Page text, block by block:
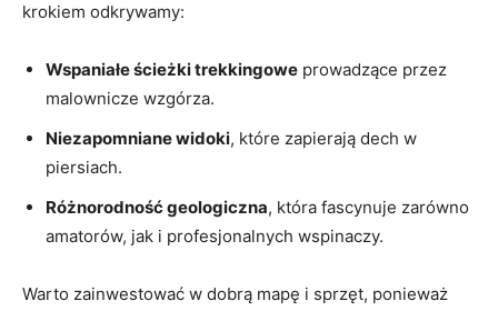
krokiem odkrywamy:
Wspaniałe ścieżki trekkingowe prowadzące przez
malownicze wzgórza.
Niezapomniane widoki, które zapierają dech w
piersiach.
Różnorodność geologiczna, która fascynuje zarówno
amatorów, jak i profesjonalnych wspinaczy.
Warto zainwestować w dobrą mapę i sprzęt, ponieważ